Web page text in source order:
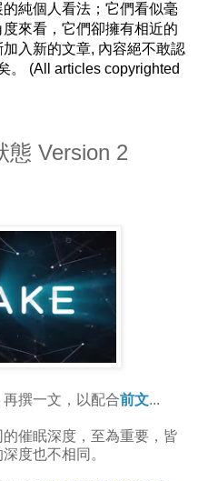
純個人看法；它們看似毫
來看，它們卻擁有相近的
入新的文章, 內容絕不敢認
。 (All articles copyrighted
態 Version 2
再撰一文，以配合前文...
催眠深度，至為重要，皆
度也不相同。